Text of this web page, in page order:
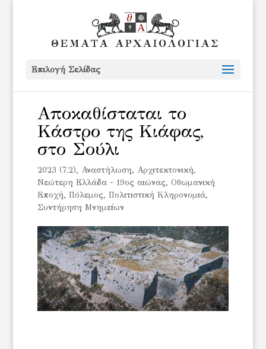
Επιλογή Σελίδας
Αποκαθίσταται το
Κάστρο της Κιάφας,
στο Σούλι
2023 (7.2), Αναστήλωση, Αρχιτεκτονική,
Νεώτερη Ελλάδα - 19ος αιώνας, Οθωμανική
Εποχή, Πόλεμος, Πολιτιστική Κληρονομιά,
Συντήρηση Μνημείων